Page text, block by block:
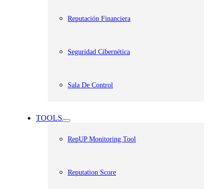
Reputación Financiera
Seguridad Cibernética
Sala De Control
TOOLS
RepUP Monitoring Tool
Reputation Score